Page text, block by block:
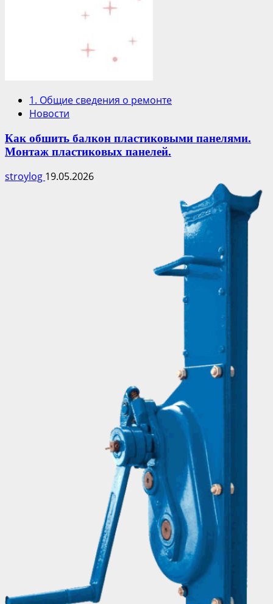
1. Общие сведения о ремонте
Новости
Как обшить балкон пластиковыми панелями.
Монтаж пластиковых панелей.
stroylog 19.05.2026